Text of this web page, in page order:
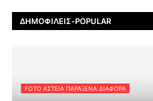
ΔΗΜΟΦΙΛΕΊΣ-POPULAR
FOTO ΑΣΤΕΙΑ ΠΑΡΑΞΕΝΑ ΔΙΑΦΟΡΑ